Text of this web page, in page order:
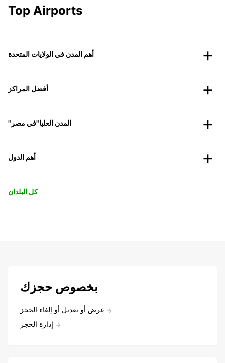
Top Airports
أهم المدن في الولايات المتحدة
أفضل المراكز
"المدن العليا"في مصر
أهم الدول
كل البلدان
بخصوص حجزك
عرض أو تعديل أو إلغاء الحجز
إدارة الحجز